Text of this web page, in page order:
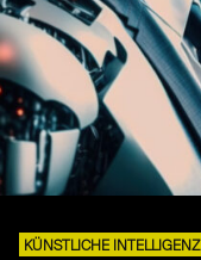
KÜNSTLICHE INTELLIGENZ